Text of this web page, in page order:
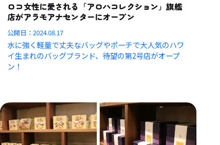
ロコ女性に愛される「アロハコレクション」旗艦
店がアラモアナセンターにオープン
公開日：2024.08.17
水に強く軽量で丈夫なバッグやポーチで大人気のハワ
イ生まれのバッグブランド、待望の第2号店がオープ
ン！